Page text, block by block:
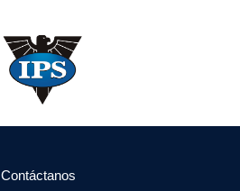
Contáctanos